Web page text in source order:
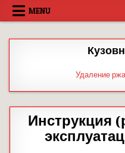
Skip
MENU
Удаление
Инструкция